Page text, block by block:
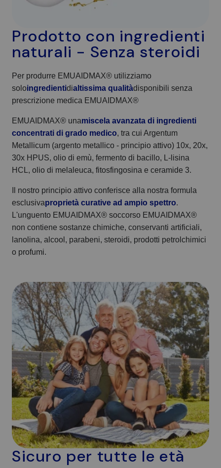
Prodotto con ingredienti
naturali - Senza steroidi
Per produrre EMUAIDMAX® utilizziamo
soloingredientidialtissima qualitàdisponibili senza
prescrizione medica EMUAIDMAX®
EMUAIDMAX® unamiscela avanzata di ingredienti
concentrati di grado medico, tra cui Argentum
Metallicum (argento metallico - principio attivo) 10x, 20x,
30x HPUS, olio di emù, fermento di bacillo, L-lisina
HCL, olio di melaleuca, fitosfingosina e ceramide 3.
Il nostro principio attivo conferisce alla nostra formula
esclusivaproprietà curative ad ampio spettro.
L'unguento EMUAIDMAX® soccorso EMUAIDMAX®
non contiene sostanze chimiche, conservanti artificiali,
lanolina, alcool, parabeni, steroidi, prodotti petrolchimici
o profumi.
Sicuro per tutte le età